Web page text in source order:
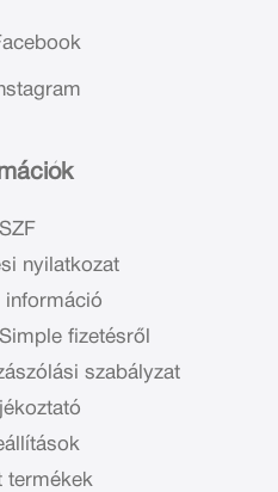
nyilatkozat
információ
fizetésről
szabályzat
termékek